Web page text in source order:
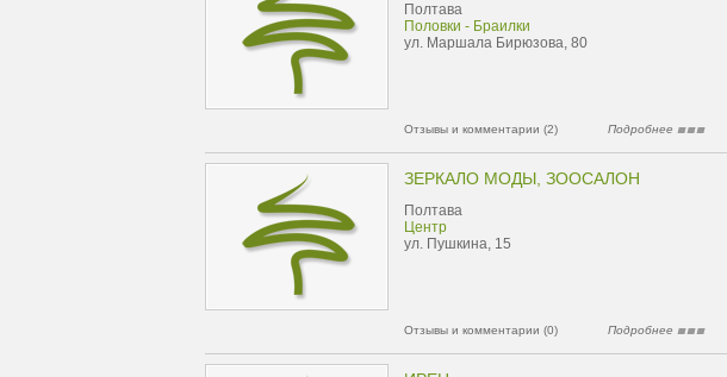
Полтава
Половки - Браилки
ул. Маршала Бирюзова, 80
Отзывы и комментарии (2) Подробнее
ЗЕРКАЛО МОДЫ, ЗООСАЛОН
Полтава
Центр
ул. Пушкина, 15
Отзывы и комментарии (0) Подробнее